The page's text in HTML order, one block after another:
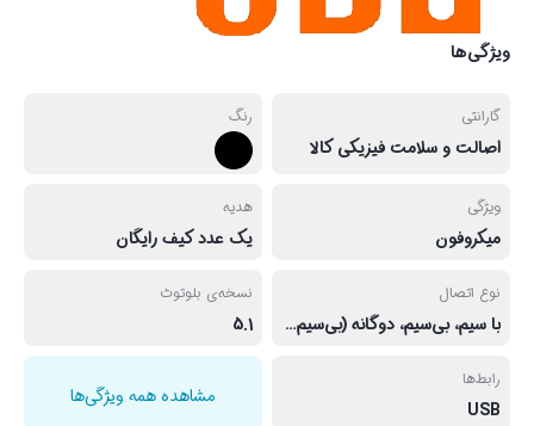
ویژگی‌ها
گارانتی
اصالت و سلامت فیزیکی کالا
رنگ
ویژگی
میکروفون
هدیه
یک عدد کیف رایگان
نوع اتصال
با سیم، بی‌سیم، دوگانه (بی‌سیم و با سیم)، بلوتوث
نسخه‌ی بلوتوث
5.1
رابط‌ها
USB
مشاهده همه ویژگی‌ها